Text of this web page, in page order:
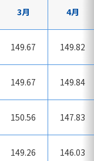
3月 4月
149.67 149.82
149.67 149.84
150.56 147.83
149.26 146.03